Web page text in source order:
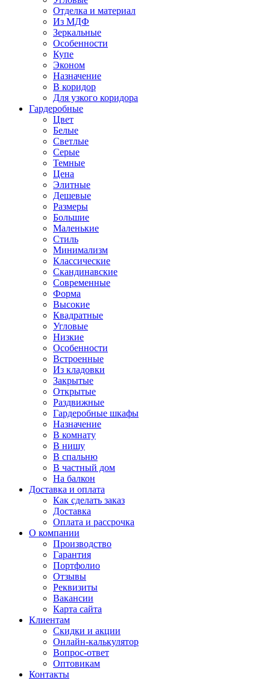
Отделка и материал
Из МДФ
Зеркальные
Особенности
Купе
Эконом
Назначение
В коридор
Для узкого коридора
Гардеробные
Цвет
Белые
Светлые
Серые
Темные
Цена
Элитные
Дешевые
Размеры
Большие
Маленькие
Стиль
Минимализм
Классические
Скандинавские
Современные
Форма
Высокие
Квадратные
Угловые
Низкие
Особенности
Встроенные
Из кладовки
Закрытые
Открытые
Раздвижные
Гардеробные шкафы
Назначение
В комнату
В нишу
В спальню
В частный дом
На балкон
Доставка и оплата
Как сделать заказ
Доставка
Оплата и рассрочка
О компании
Производство
Гарантия
Портфолио
Отзывы
Реквизиты
Вакансии
Карта сайта
Клиентам
Скидки и акции
Онлайн-калькулятор
Вопрос-ответ
Оптовикам
Контакты